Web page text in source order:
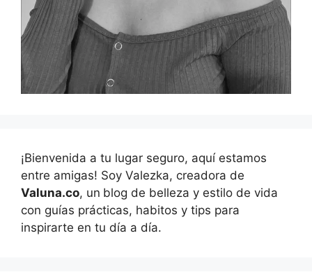
¡Bienvenida a tu lugar seguro, aquí estamos
entre amigas! Soy Valezka, creadora de
Valuna.co, un blog de belleza y estilo de vida
con guías prácticas, habitos y tips para
inspirarte en tu día a día.